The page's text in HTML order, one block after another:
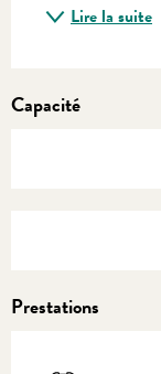
Lire la suite
Capacité
Prestations